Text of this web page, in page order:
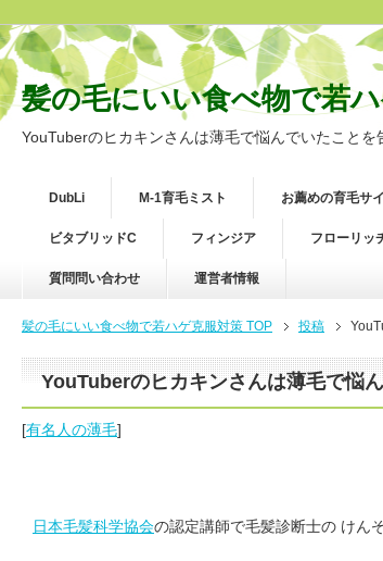
髪の毛にいい食べ物で若
YouTuberのヒカキンさんは薄毛で悩んでいたことを
DubLi M-1育毛ミスト お薦めの育毛サ
ビタブリッドC フィンジア フローリッ
質問問い合わせ 運営者情報
髪の毛にいい食べ物で若ハゲ克服対策 TOP 投稿
YouTuberのヒカキンさんは薄毛で悩
[有名人の薄毛]
日本毛髪科学協会の認定講師で毛髪診断士の けん